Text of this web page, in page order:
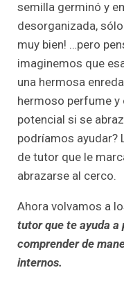
semilla germinó y
desorganizada,
muy bien! …pero
imaginemos que
una hermosa
hermoso perfume y
potencial si se
podríamos ayudar?
de tutor que le
abrazarse al cerco.
Ahora volvamos a
tutor que te ayuda a
comprender de
internos.